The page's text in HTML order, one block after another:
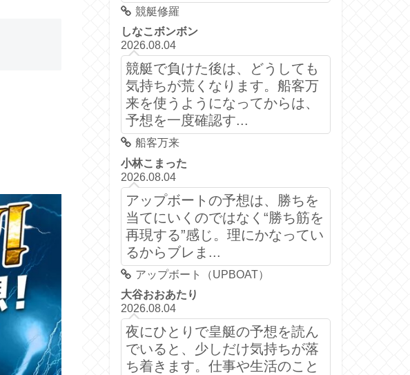
競艇修羅
しなこボンボン
2026.08.04
競艇で負けた後は、どうしても
気持ちが荒くなります。船客万
来を使うようになってからは、
予想を一度確認す...
船客万来
小林こまった
2026.08.04
アップボートの予想は、勝ちを
当てにいくのではなく“勝ち筋を
再現する”感じ。理にかなってい
るからブレま...
アップボート（UPBOAT）
大谷おおあたり
2026.08.04
夜にひとりで皇艇の予想を読ん
でいると、少しだけ気持ちが落
ち着きます。仕事や生活のこと